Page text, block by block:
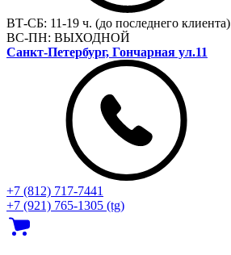
ВТ-СБ: 11-19 ч. (до последнего клиента)
ВС-ПН: ВЫХОДНОЙ
Санкт-Петербург, Гончарная ул.11
+7 (812) 717‑7441
+7 (921) 765-1305 (tg)